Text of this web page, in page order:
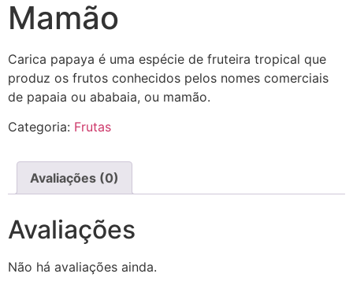
Mamão
Carica papaya é uma espécie de fruteira tropical que
produz os frutos conhecidos pelos nomes comerciais
de papaia ou ababaia, ou mamão.
Categoria: Frutas
Avaliações (0)
Avaliações
Não há avaliações ainda.